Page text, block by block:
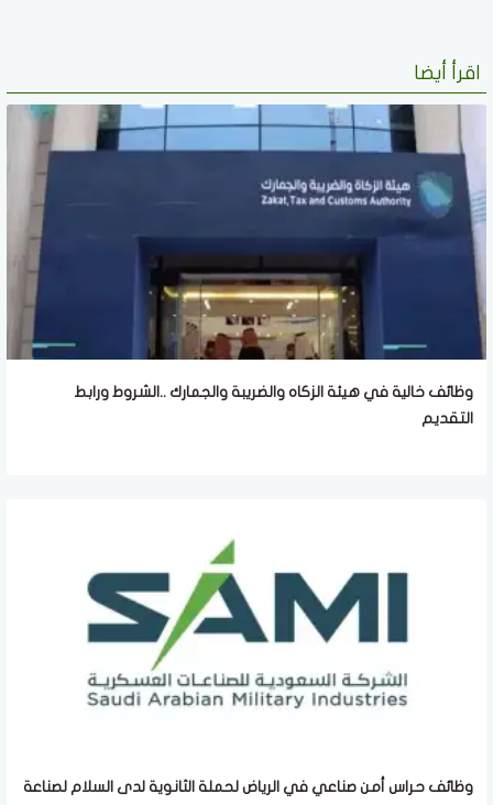
اقرأ أيضا
وظائف خالية في هيئة الزكاه والضريبة والجمارك ..الشروط ورابط
التقديم
وظائف حراس أمن صناعي في الرياض لحملة الثانوية لدى السلام لصناعة